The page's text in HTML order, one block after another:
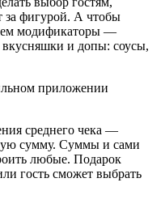
за фигурой. А чтобы
модификаторы —
и допы: соусы,
среднего чека —
сумму. Суммы и сами
любые. Подарок
гость сможет выбрать